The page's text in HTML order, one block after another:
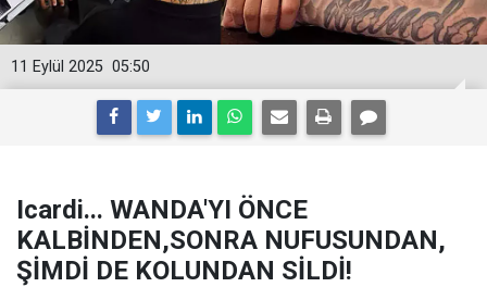
05:50
11 Eylül 2025
Icardi... WANDA'YI ÖNCE
KALBİNDEN,SONRA NUFUSUNDAN,
ŞİMDİ DE KOLUNDAN SİLDİ!